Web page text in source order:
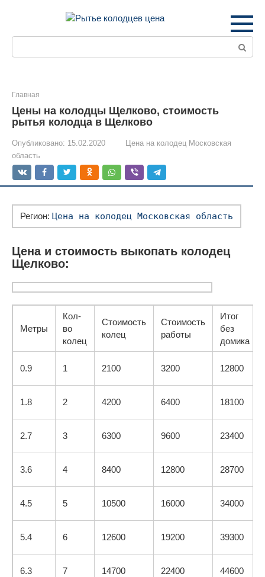
Главная
Цены на колодцы Щелково, стоимость
рытья колодца в Щелково
Опубликовано: 15.02.2020
Цена на колодец Московская
область
Регион: Цена на колодец Московская область
Цена и стоимость выкопать колодец
Щелково:
Метры
Кол-
во
колец
Стоимость
колец
Стоимость
работы
Итог
без
домика
0.9 1 2100 3200 12800
1.8 2 4200 6400 18100
2.7 3 6300 9600 23400
3.6 4 8400 12800 28700
4.5 5 10500 16000 34000
5.4 6 12600 19200 39300
6.3 7 14700 22400 44600